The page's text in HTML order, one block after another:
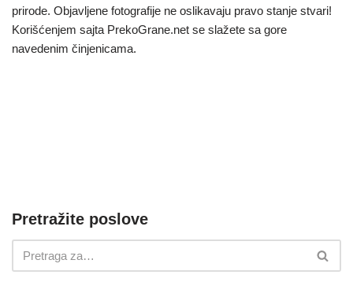
prirode. Objavljene fotografije ne oslikavaju pravo stanje stvari!
Korišćenjem sajta PrekoGrane.net se slažete sa gore
navedenim činjenicama.
Pretražite poslove